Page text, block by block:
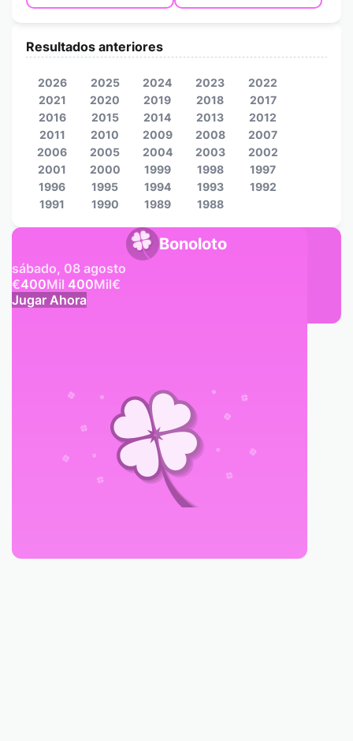
Bonoloto
sábado, 08 agosto
€400Mil 400Mil€
Jugar Ahora
Resultados anteriores
2026 2025 2024 2023
2022
2021
2020 2019 2018
2017
2016
2015 2014 2013
2012
2011
2010 2009 2008
2007
2006
2005 2004 2003
2002
2001
2000 1999 1998
1997
1996
1995 1994 1993
1992
1991
1990 1989 1988